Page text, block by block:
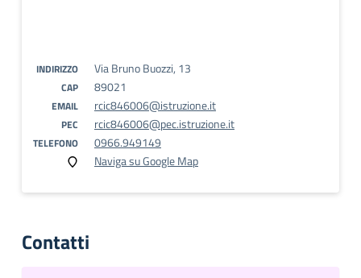
INDIRIZZO Via Bruno Buozzi, 13
CAP 89021
EMAIL rcic846006@istruzione.it
PEC rcic846006@pec.istruzione.it
TELEFONO
0966.949149
Naviga su Google Map
Contatti